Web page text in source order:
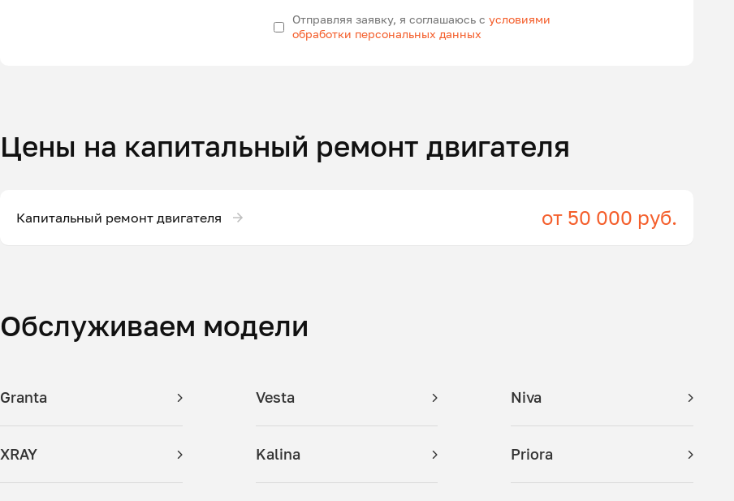
Отправляя заявку, я соглашаюсь сусловиями
обработки персональных данных
Цены на капитальный ремонт двигателя
Капитальный ремонт двигателя от 50 000 руб.
Обслуживаем модели
Granta Vesta Niva
XRAY Kalina Priora